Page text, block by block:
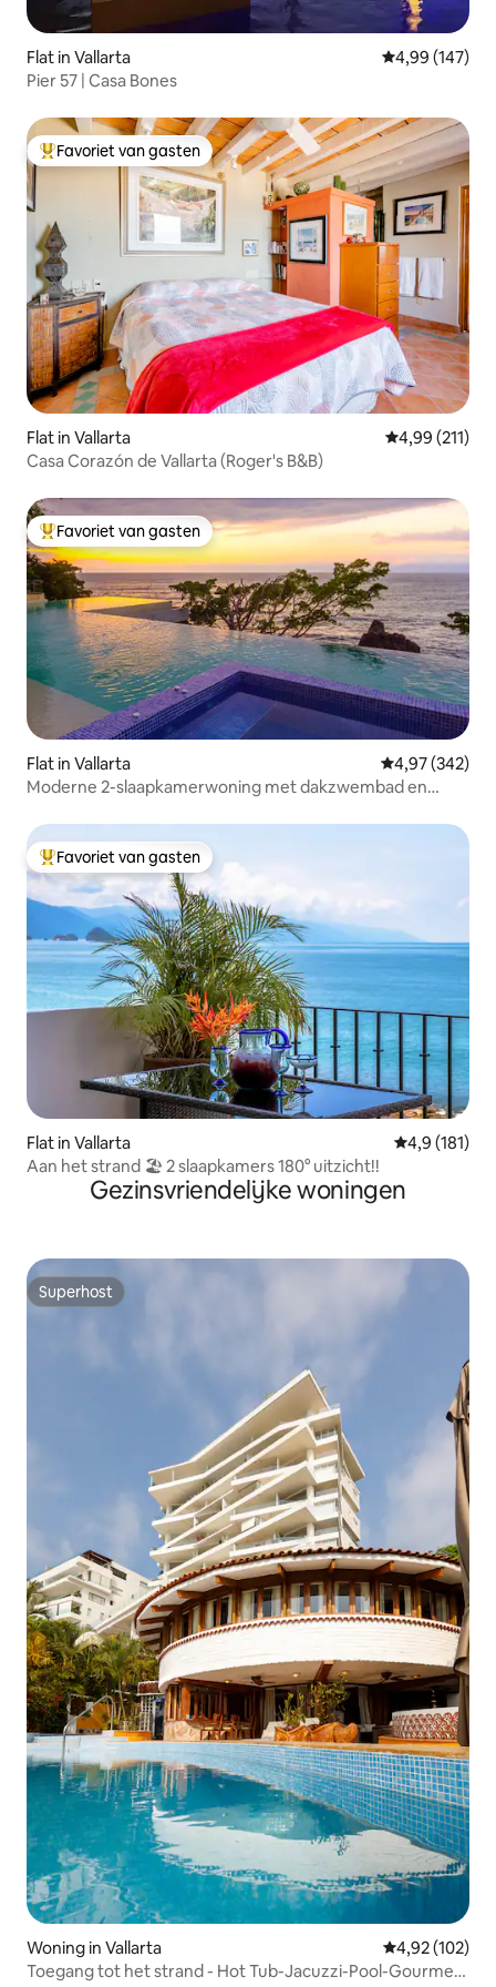
Flat in Vallarta Gemiddelde
4,99 (147)
Pier 57 | Casa Bones
Topfavoriet van gasten
Favoriet van gasten
Flat in Vallarta Gemiddelde
4,99 (211)
Casa Corazón de Vallarta (Roger's B&B)
Topfavoriet van gasten
Favoriet van gasten
Flat in Vallarta Gemiddelde
4,97 (342)
Moderne 2-slaapkamerwoning met dakzwembad en
Topfavoriet van gasten
Favoriet van gasten
Flat in Vallarta Gemiddelde
4,9 (181)
Aan het strand 🏖 2 slaapkamers 180° uitzicht!!
Gezinsvriendelijke woningen
Superhost
Superhost
Woning in Vallarta Gemiddelde
4,92 (102)
Toegang tot het strand - Hot Tub-Jacuzzi-Pool-Gourmet